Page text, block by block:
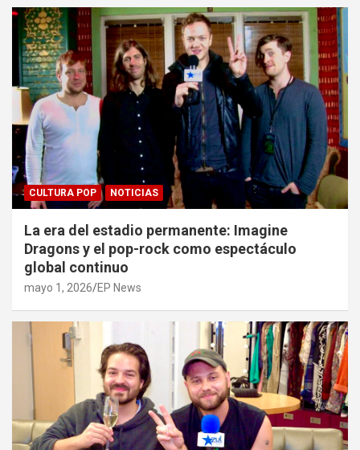
CULTURA POP NOTICIAS
La era del estadio permanente: Imagine
Dragons y el pop-rock como espectáculo
global continuo
mayo 1, 2026 EP News